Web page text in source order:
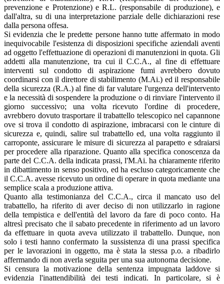
prevenzione e Protenzione) e R.L. (responsabile di produzione), e
dall'altra, su di una interpretazione parziale delle dichiarazioni rese
dalla persona offesa.
Si evidenzia che le predette persone hanno tutte affermato in modo
inequivocabile l'esistenza di disposizioni specifiche aziendali aventi
ad oggetto l'effettuazione di operazioni di manutenzioni in quota. Gli
addetti alla manutenzione, tra cui il C.C.A., al fine di effettuare
interventi sul condotto di aspirazione fumi avrebbero dovuto
coordinarsi con il direttore di stabilimento (M.Ai.) ed il responsabile
della sicurezza (R.A.) al fine di far valutare l'urgenza dell'intervento
e la necessità di sospendere la produzione o di rinviare l'intervento il
giorno successivo; una volta ricevuto l'ordine di procedere,
avrebbero dovuto trasportare il trabattello telescopico nel capannone
ove si trova il condotto di aspirazione, imbracarsi con le cinture di
sicurezza e, quindi, salire sul trabattello ed, una volta raggiunto il
carroponte, assicurare le misure di sicurezza al parapetto e sdraiarsi
per procedere alla riparazione. Quanto alla specifica conoscenza da
parte del C.C.A. della indicata prassi, l'M.Ai. ha chiaramente riferito
in dibattimento in senso positivo, ed ha escluso categoricamente che
il C.C.A. avesse ricevuto un ordine di operare in quota mediante una
semplice scala a produzione attiva.
Quanto alla testimonianza del C.C.A., circa il mancato uso del
trabattello, ha riferito di aver deciso di non utilizzarlo in ragione
della tempistica e dell'entità del lavoro da fare di poco conto. Ha
altresì precisato che il sabato precedente in riferimento ad un lavoro
da effettuare in quota aveva utilizzato il trabattello. Dunque, non
solo i testi hanno confermato la sussistenza di una prassi specifica
per le lavorazioni in oggetto, ma è stata la stessa p.o. a ribadirlo
affermando di non averla seguita per una sua autonoma decisione.
Si censura la motivazione della sentenza impugnata laddove si
evidenzia l'inattendibilità dei testi indicati. In particolare, si è